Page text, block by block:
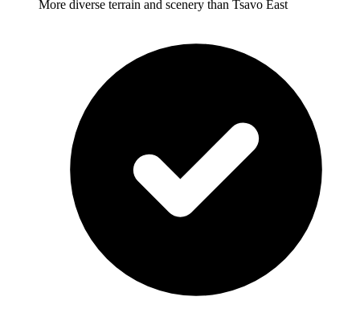
More diverse terrain and scenery than Tsavo East